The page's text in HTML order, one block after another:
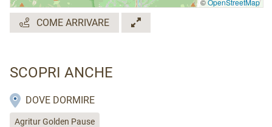
©OpenStreetMap
COME ARRIVARE
SCOPRI ANCHE
DOVE DORMIRE
Agritur Golden Pause